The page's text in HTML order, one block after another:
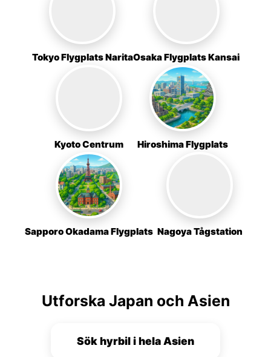
Tokyo Flygplats NaritaOsaka Flygplats Kansai
Kyoto Centrum Hiroshima Flygplats
Sapporo Okadama Flygplats Nagoya Tågstation
Utforska Japan och Asien
Sök hyrbil i hela Asien